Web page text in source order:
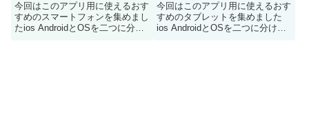
今回はこのアプリ用に使えるおす
すめのスマートフォンを集めまし
たios AndroidとOSを二つに分け
今回はこのアプリ用に使えるおす
すめのタブレットを集めました
ios AndroidとOSを二つに分けて